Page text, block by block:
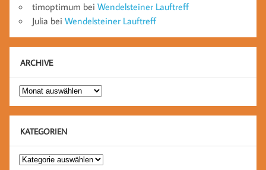
timoptimum bei Wendelsteiner Lauftreff
Julia bei Wendelsteiner Lauftreff
ARCHIVE
Archive
KATEGORIEN
Kategorien